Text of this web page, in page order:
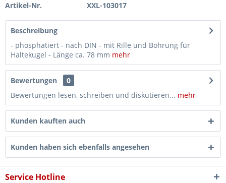
Artikel-Nr. XXL-103017
Beschreibung
- phosphatiert - nach DIN - mit Rille und Bohrung für
Haltekugel - Länge ca. 78 mm mehr
Bewertungen
0
Bewertungen lesen, schreiben und diskutieren... mehr
Kunden kauften auch
Kunden haben sich ebenfalls angesehen
Service Hotline